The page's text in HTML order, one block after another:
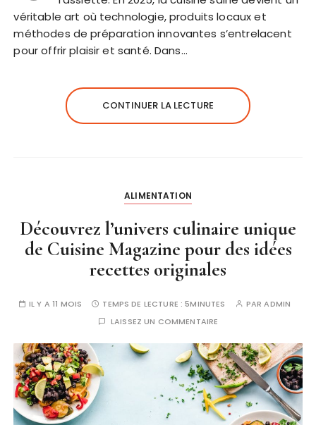
véritable art où technologie, produits locaux et
méthodes de préparation innovantes s’entrelacent
pour offrir plaisir et santé. Dans…
CONTINUER LA LECTURE
ALIMENTATION
Découvrez l’univers culinaire unique
de Cuisine Magazine pour des idées
recettes originales
IL Y A 11 MOIS TEMPS DE LECTURE :5MINUTES PARADMIN
LAISSEZ UN COMMENTAIRE